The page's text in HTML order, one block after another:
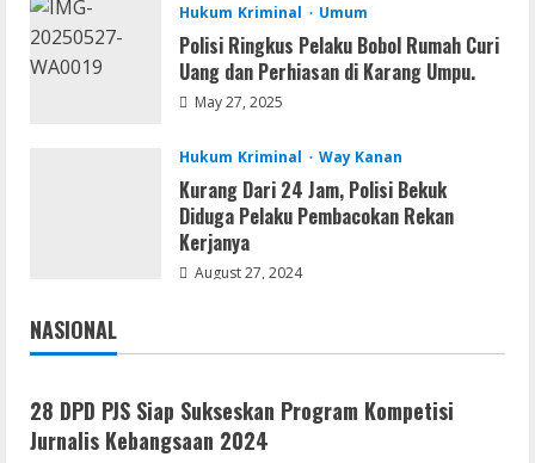
Hukum Kriminal Umum
Polisi Ringkus Pelaku Bobol Rumah Curi
Uang dan Perhiasan di Karang Umpu.
May 27, 2025
Hukum Kriminal Way Kanan
Kurang Dari 24 Jam, Polisi Bekuk
Diduga Pelaku Pembacokan Rekan
Kerjanya
August 27, 2024
NASIONAL
Jakarta
28 DPD PJS Siap Sukseskan Program Kompetisi
Jurnalis Kebangsaan 2024